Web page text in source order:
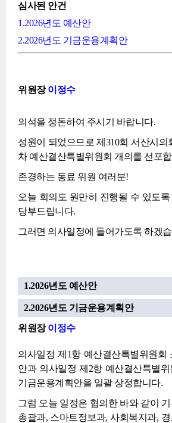
심사된 안건
1.2026년도 예산안
2.2026년도 기금운용계획안
위원장이정수
의석을 정돈하여 주시기 바랍니다.
성원이 되었으므로 제310회 서산시의
차 예산결산특별위원회 개의를 선포
존경하는 동료 위원 여러분!
오늘 회의도 원만히 진행될 수 있도
당부드립니다.
그러면 의사일정에 들어가도록 하겠
1.2026년도 예산안
2.2026년도 기금운용계획안
위원장이정수
의사일정 제1항 예산결산특별위원회
안과 의사일정 제2항 예산결산특별위
기금운용계획안을 일괄 상정합니다.
그럼 오늘 일정은 협의한 바와 같이
총괄과, 스마트정보과, 사회복지과,